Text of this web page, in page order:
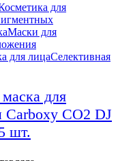
для
Маски для
для лицаСелективная
для
CO2 DJ
шт.